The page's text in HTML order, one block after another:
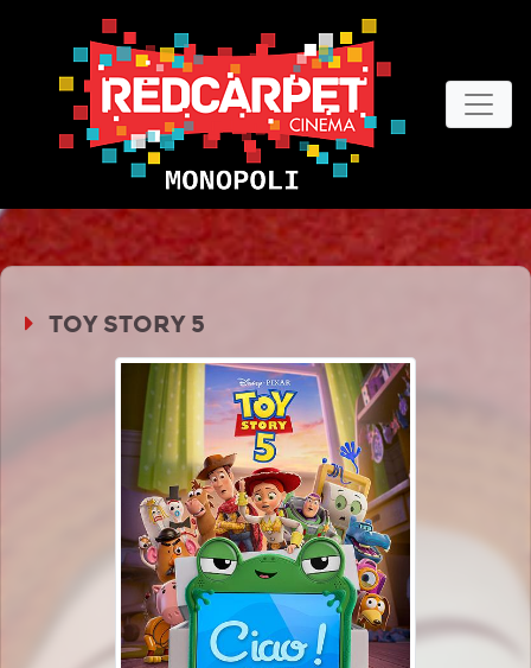
TOY STORY 5